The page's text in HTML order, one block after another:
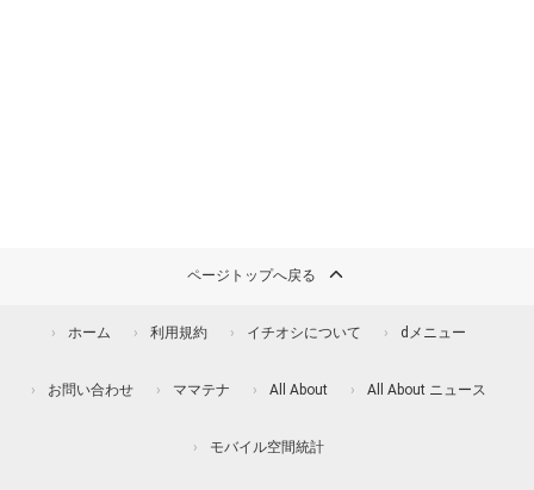
ページトップへ戻る
ホーム 利用規約 イチオシについて dメニュー
お問い合わせ ママテナ All About All About ニュース
モバイル空間統計